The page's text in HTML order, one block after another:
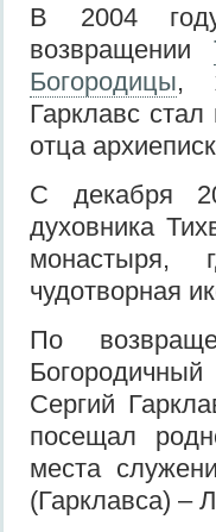
В 2004
возвращении
Богородицы,
Гарклавс
отца
С декабря
духовника
монастыря,
чудотворная
По
Сергий
посещал
места
(Гарклавса) –